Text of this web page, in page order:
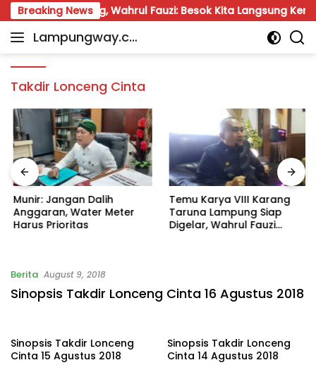
Skip
to
content
Breaking News
Lampung, Wahrul Fauzi: Besok Kita Langsung Kerja
Lampungway.co
Portal
Lampung
Terpercaya
dan
Terupdate
Takdir Lonceng Cinta
Munir: Jangan Dalih
Anggaran, Water Meter
Harus Prioritas
Temu Karya VIII Karang
Taruna Lampung Siap
Digelar, Wahrul Fauzi
Berita August 9, 2018
Sinopsis Takdir Lonceng Cinta 16 Agustus 2018
Sinopsis Takdir Lonceng
Cinta 15 Agustus 2018
Sinopsis Takdir Lonceng
Cinta 14 Agustus 2018